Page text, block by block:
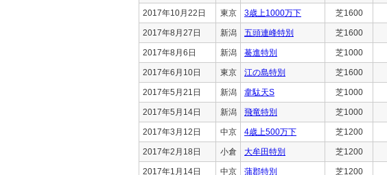
2017年10月22日 東京 3歳上1000万下 芝1600
2017年8月27日 新潟 五頭連峰特別 芝1600
2017年8月6日 新潟 驀進特別 芝1000
2017年6月10日 東京 江の島特別 芝1600
2017年5月21日 新潟 韋駄天S 芝1000
2017年5月14日 新潟 飛竜特別 芝1000
2017年3月12日 中京 4歳上500万下 芝1200
2017年2月18日 小倉 大牟田特別 芝1200
2017年1月14日 中京 蒲郡特別 芝1200